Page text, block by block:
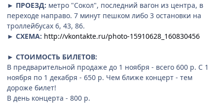
► ПРОЕЗД: метро "Сокол", последний вагон из центра, в
переходе направо. 7 минут пешком либо 3 остановки на
троллейбусах 6, 43, 86.
► СХЕМА: http://vkontakte.ru/photo-15910628_160830456
► СТОИМОСТЬ БИЛЕТОВ:
В предварительной продаже до 1 ноября - всего 600 р. С 1
ноября по 1 декабря - 650 р. Чем ближе концерт - тем
дороже билет!
В день концерта - 800 р.